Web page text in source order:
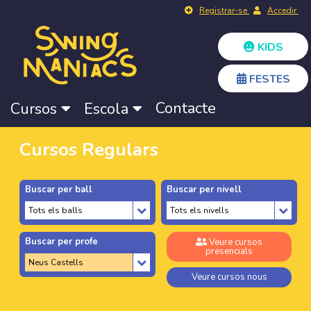
Registrar-se Accedir
KIDS
FESTES
Cursos Escola Contacte
Cursos Regulars
Buscar per ball Buscar per nivell
Buscar per profe Veure cursos
presencials
Veure cursos nous